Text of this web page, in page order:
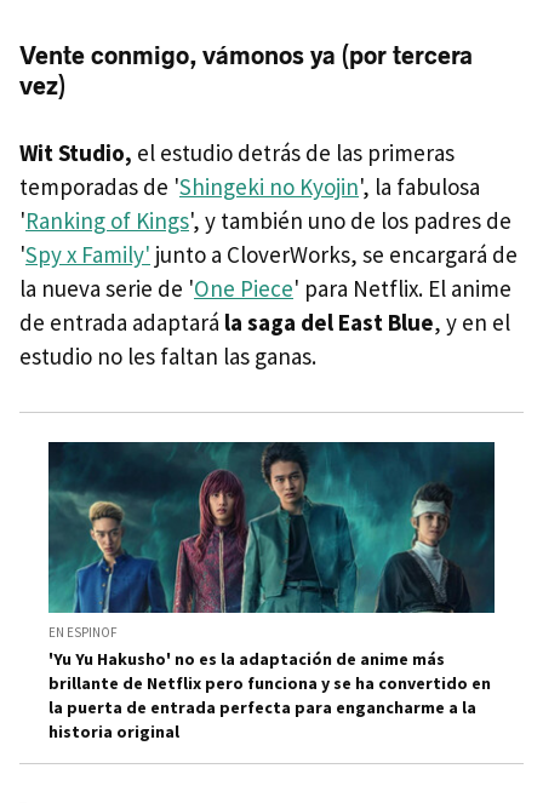
Vente conmigo, vámonos ya (por tercera
vez)
Wit Studio, el estudio detrás de las primeras
temporadas de 'Shingeki no Kyojin', la fabulosa
'Ranking of Kings', y también uno de los padres de
'Spy x Family' junto a CloverWorks, se encargará de
la nueva serie de 'One Piece' para Netflix. El anime
de entrada adaptará la saga del East Blue, y en el
estudio no les faltan las ganas.
EN ESPINOF
'Yu Yu Hakusho' no es la adaptación de anime más
brillante de Netflix pero funciona y se ha convertido en
la puerta de entrada perfecta para engancharme a la
historia original